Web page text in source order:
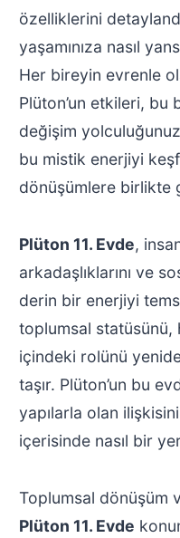
özelliklerini
yaşamınıza nasıl
Her bireyin evrenle
Plüton’un etkileri, bu
değişim
bu mistik enerjiyi
dönüşümlere birlikte
Plüton 11. Evde,
arkadaşlıklarını ve
derin bir enerjiyi
toplumsal statüsünü,
içindeki rolünü
taşır. Plüton’un bu
yapılarla olan
içerisinde nasıl bir
Toplumsal dönüşüm
Plüton 11. Evde